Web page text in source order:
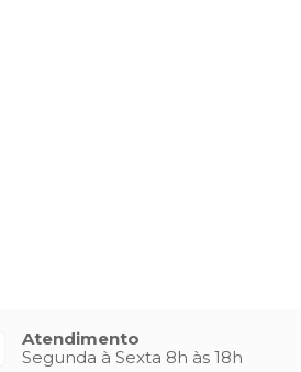
Atendimento
Segunda à Sexta 8h às 18h